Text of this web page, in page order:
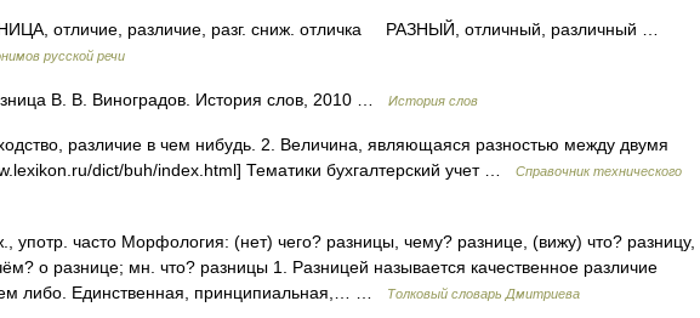
отличие, различие, разг. сниж. отличка РАЗНЫЙ, отличный, различный …
русской речи
В. В. Виноградов. История слов, 2010 … История слов
различие в чем нибудь. 2. Величина, являющаяся разностью между двумя
dict/buh/index.html] Тематики бухгалтерский учет …
Справочник технического
употр. часто Морфология: (нет) чего? разницы, чему? разнице, (вижу) что? разницу,
о разнице; мн. что? разницы 1. Разницей называется качественное различие
либо. Единственная, принципиальная,… …
Толковый словарь Дмитриева